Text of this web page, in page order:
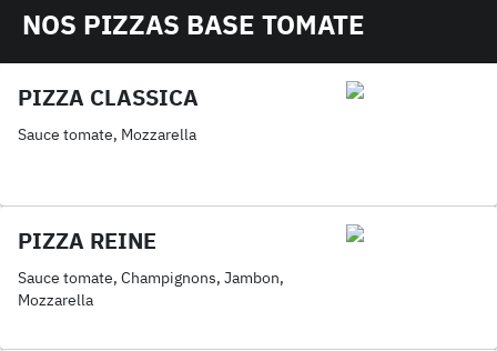
NOS PIZZAS BASE TOMATE
PIZZA CLASSICA
Sauce tomate, Mozzarella
PIZZA REINE
Sauce tomate, Champignons, Jambon,
Mozzarella